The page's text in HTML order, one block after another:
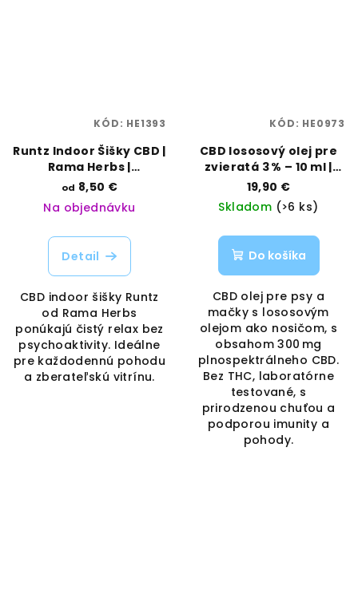
Runtz Indoor Šišky CBD |
Rama Herbs |
Vaporama
od 8,50 €
Na objednávku
Detail
CBD indoor šišky Runtz
od Rama Herbs
ponúkajú čistý relax bez
psychoaktivity. Ideálne
pre každodennú pohodu
a zberateľskú vitrínu.
KÓD: HE1393
CBD lososový olej pre
zvieratá 3 % – 10 ml |
Hemp Point | Vaporama
19,90 €
Skladom (>6 ks)
Do košíka
CBD olej pre psy a
mačky s lososovým
olejom ako nosičom, s
obsahom 300 mg
plnospektrálneho CBD.
Bez THC, laboratórne
testované, s
prirodzenou chuťou a
podporou imunity a
pohody.
KÓD: HE0973